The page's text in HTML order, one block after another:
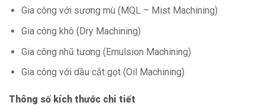
Gia công với sương mù (MQL – Mist Machining)
Gia công khô (Dry Machining)
Gia công nhũ tương (Emulsion Machining)
Gia công với dầu cắt gọt (Oil Machining)
Thông số kích thước chi tiết